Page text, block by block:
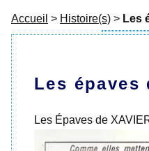
Accueil > Histoire(s) > Les
Les épaves
Les Épaves de